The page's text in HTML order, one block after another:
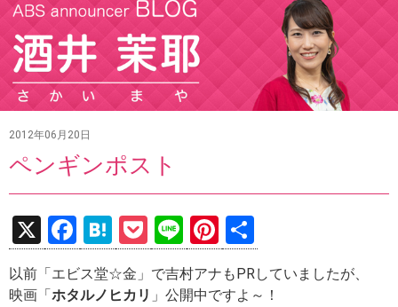
2012年06月20日
ペンギンポスト
X
F
a
ce
H
at
e
P
o
ck
Li
n
e
Pi
nt
er
有
以前「エビス堂☆金」で吉村アナもPRしていましたが、
映画「 ホタルノヒカリ 」 公開中ですよ～！